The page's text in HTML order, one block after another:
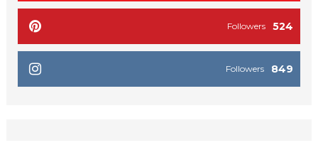
524
Followers
849
Followers